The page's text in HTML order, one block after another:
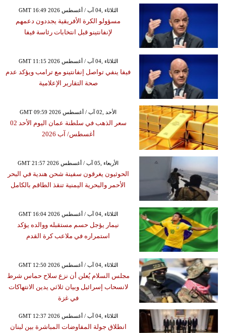
GMT 16:49 2026 الثلاثاء ,04 آب / أغسطس
مسؤولو الكرة الأفريقية يجددون دعمهم
لإنفانتينو قبل انتخابات رئاسة فيفا
GMT 11:15 2026 الثلاثاء ,04 آب / أغسطس
فيفا ينفي تواصل إنفانتينو مع ترامب ويؤكد عدم
صحة التقارير الإعلامية
GMT 09:59 2026 الأحد ,02 آب / أغسطس
سعر الذهب في سلطنة عمان اليوم الأحد 02
أغسطس/ آب 2026
GMT 21:57 2026 الأربعاء ,05 آب / أغسطس
الحوثيون يغرقون سفينة شحن هندية في البحر
الأحمر والبحرية اليمنية تنقذ الطاقم بالكامل
GMT 16:04 2026 الثلاثاء ,04 آب / أغسطس
نيمار يؤجل حسم مستقبله ووالده يؤكد
استمراره في ملاعب كرة القدم
GMT 12:50 2026 الثلاثاء ,04 آب / أغسطس
مجلس السلام يُعلن أن نزع سلاح حماس شرط
لانسحاب إسرائيل وبيان ثلاثي يدين الانتهاكات
في غزة
GMT 12:37 2026 الثلاثاء ,04 آب / أغسطس
انطلاق جولة المفاوضات المباشرة بين لبنان